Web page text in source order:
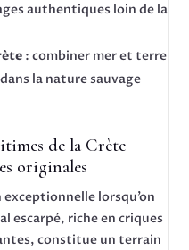
authentiques loin de la
: combiner mer et terre
la nature sauvage
de la Crète
originales
lorsqu’on
escarpé, riche en criques
constitue un terrain